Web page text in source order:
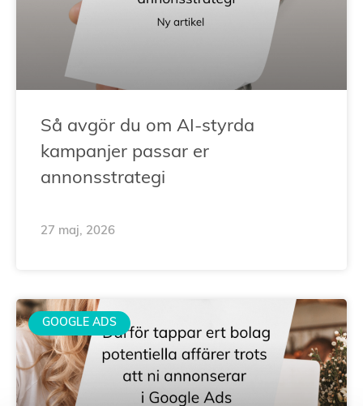
Så avgör du om AI-styrda
kampanjer passar er
annonsstrategi
27 maj, 2026
GOOGLE ADS